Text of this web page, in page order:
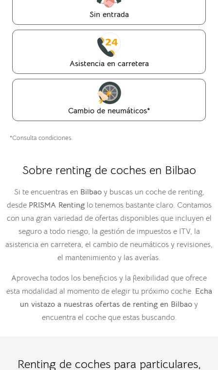
Sin entrada
Asistencia en carretera
Cambio de neumáticos*
*Consulta condiciones.
Sobre renting de coches en Bilbao
Si te encuentras en Bilbaoy buscas un coche de renting,
desde PRISMA Rentinglo tenemos bastante claro. Contamos
con una gran variedad de ofertas disponibles que incluyen el
seguro a todo riesgo, la gestión de impuestos e ITV, la
asistencia en carretera, el cambio de neumáticos y revisiones,
el mantenimiento y las averías.
Aprovecha todos los beneficios y la flexibilidad que ofrece
esta modalidad al momento de elegir tu próximo coche. Echa
un vistazo a nuestras ofertas de renting en Bilbao y
encuentra el coche que estas buscando.
Renting de coches para particulares,